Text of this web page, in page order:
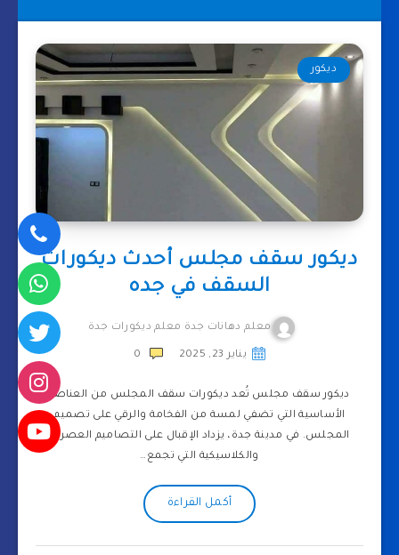
ديكور
ديكور سقف مجلس أحدث ديكورات
السقف في جده
معلم دهانات جدة معلم ديكورات جدة
يناير 23, 2025 0
ديكور سقف مجلس تُعد ديكورات سقف المجلس من العناصر
الأساسية التي تضفي لمسة من الفخامة والرقي على تصميم
المجلس. في مدينة جدة، يزداد الإقبال على التصاميم العصرية
والكلاسيكية التي تجمع…
أكمل القراءة